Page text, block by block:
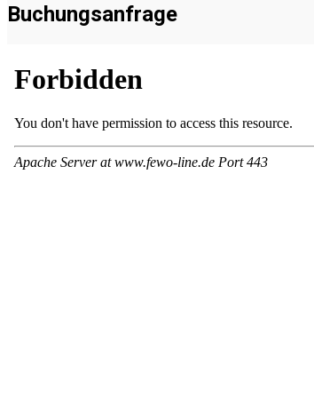
Buchungsanfrage